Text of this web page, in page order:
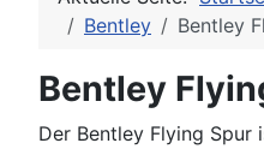
Bentley
Bentley
Bentley
Der Bentley Flying Spur